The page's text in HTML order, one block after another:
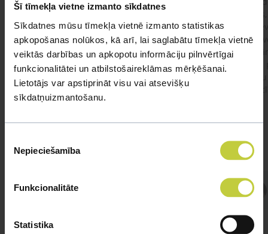
Šī tīmekļa vietne izmanto sīkdatnes
Sīkdatnes mūsu tīmekļa vietnē izmanto statistikas
apkopošanas nolūkos, kā arī, lai saglabātu tīmekļa vietnē
veiktās darbības un apkopotu informāciju pilnvērtīgai
funkcionalitātei un atbilstošaireklāmas mērķēšanai.
Lietotājs var apstiprināt visu vai atsevišķu
sīkdatņuizmantošanu.
izvēle
Nepieciešamība
Funkcionalitāte
Statistika
garnelēm kārbiņās apakšā.Kādas sekas varētu
būt?Kā kaķis varētu reağēt...Ko darīt?
#kakis #apedis #plevi
Atbild Veterinārārsts,